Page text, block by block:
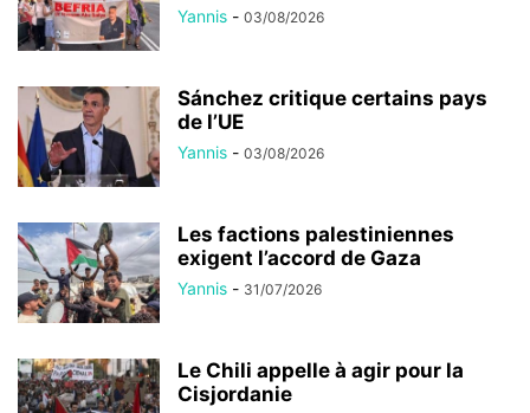
Yannis - 03/08/2026
Sánchez critique certains pays
de l’UE
Yannis - 03/08/2026
Les factions palestiniennes
exigent l’accord de Gaza
Yannis - 31/07/2026
Le Chili appelle à agir pour la
Cisjordanie